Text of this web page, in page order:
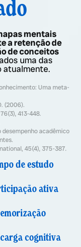
mentais
a retenção de
de conceitos
uma das
atualmente.
Uma meta-
(2006).
413-448.
acadêmico
45(4), 375-387.
de estudo
ativa
cognitiva